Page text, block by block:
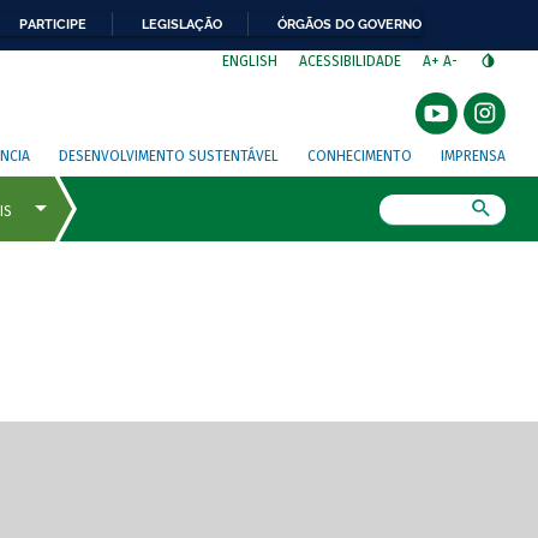
PARTICIPE LEGISLAÇÃO ÓRGÃOS DO GOVERNO
ENGLISH ACESSIBILIDADE A+ A-
DESENVOLVIMENTO SUSTENTÁVEL CONHECIMENTO IMPRENSA
de tela